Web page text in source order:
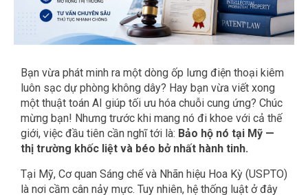
Bạn vừa phát minh ra một dòng ốp lưng điện thoại kiêm
luôn sạc dự phòng không dây? Hay bạn vừa viết xong
một thuật toán AI giúp tối ưu hóa chuỗi cung ứng? Chúc
mừng bạn! Nhưng trước khi mang nó đi khoe với cả thế
giới, việc đầu tiên cần nghĩ tới là: Bảo hộ nó tại Mỹ —
thị trường khốc liệt và béo bở nhất hành tinh.
Tại Mỹ, Cơ quan Sáng chế và Nhãn hiệu Hoa Kỳ (USPTO)
là nơi cầm cân nảy mực. Tuy nhiên, hệ thống luật ở đây